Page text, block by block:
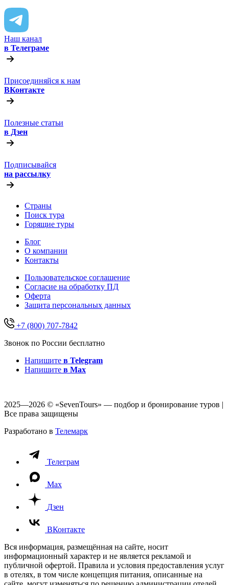
Наш канал
в Телеграме
Присоединяйся к нам
ВКонтакте
Полезные статьи
в Дзен
Подписывайся
на рассылку
Страны
Поиск тура
Горящие туры
Блог
О компании
Контакты
Пользовательское соглашение
Согласие на обработку ПД
Оферта
Защитa персональных данных
+7 (800) 707-7842
Звонок по России бесплатно
Напишите в Telegram
Напишите в Max
2025—2026 © «SevenTours» — подбор и бронирование туров |
Все права защищены
Разработано в Телемарк
Телеграм
Max
Дзен
ВКонтакте
Вся информация, размещённая на сайте, носит
информационный характер и не является рекламой и
публичной офертой. Правила и условия предоставления услуг
в отелях, в том числе концепция питания, описанные на